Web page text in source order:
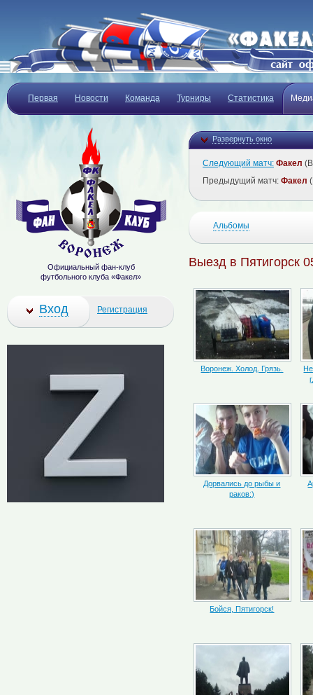
Первая Новости Команда Турниры Статистика
Развернуть окно
Следующий матч: Факел
Предыдущий матч: Факел
Альбомы
Выезд в Пятигорск
Воронеж. Холод. Грязь.
Дорвались до рыбы и
раков:)
Бойся, Пятигорск!
Официальный фан-клуб
футбольного клуба «Факел»
Вход Регистрация